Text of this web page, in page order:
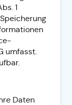
1
umfasst.
Daten